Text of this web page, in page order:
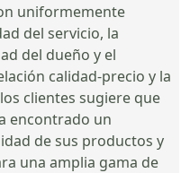
uniformemente
del servicio, la
del dueño y el
calidad-precio y la
clientes sugiere que
encontrado un
de sus productos y
una amplia gama de